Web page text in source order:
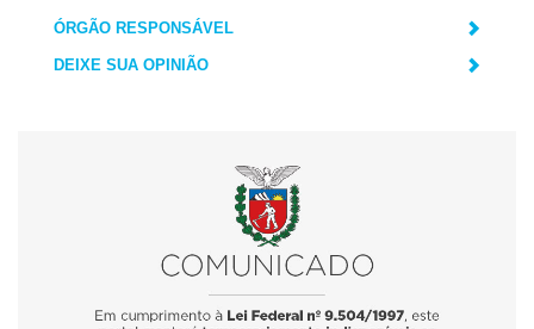
ÓRGÃO RESPONSÁVEL
DEIXE SUA OPINIÃO